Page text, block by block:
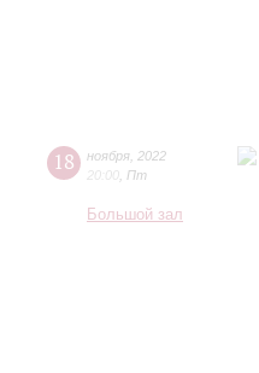
18 ноября 2022
20:00 Пт
Большой зал